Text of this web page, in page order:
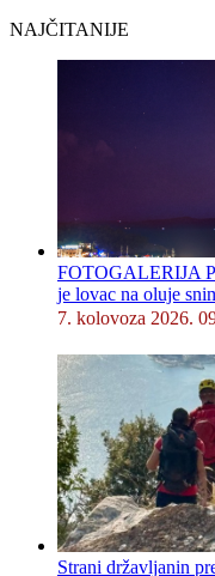
NAJČITANIJE
FOTOGALERIJA
je lovac na oluje
7. kolovoza 2026.
Strani državljanin